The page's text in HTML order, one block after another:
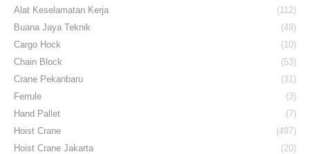
Alat Keselamatan Kerja
(112)
Buana Jaya Teknik
(49)
Cargo Hock
(10)
Chain Block
(53)
Crane Pekanbaru
(31)
Ferrule
(3)
Hand Pallet
(7)
Hoist Crane
(497)
Hoist Crane Jakarta
(20)